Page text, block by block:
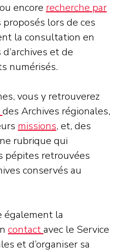
ou encore recherche par
lors de ces
la consultation en
et de
numérisés.
vous y retrouverez
des Archives régionales,
missions, et, des
rubrique qui
pépites retrouvées
conservés au
également la
contactavec le Service
et d’organiser sa